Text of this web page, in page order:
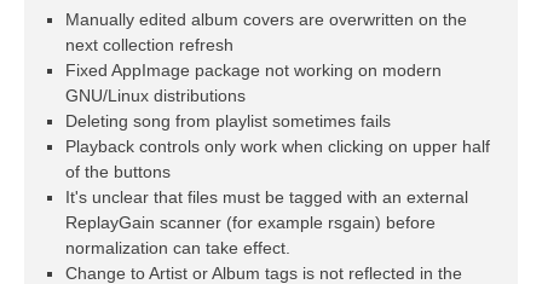
Manually edited album covers are overwritten on the
next collection refresh
Fixed AppImage package not working on modern
GNU/Linux distributions
Deleting song from playlist sometimes fails
Playback controls only work when clicking on upper half
of the buttons
It's unclear that files must be tagged with an external
ReplayGain scanner (for example rsgain) before
normalization can take effect.
Change to Artist or Album tags is not reflected in the